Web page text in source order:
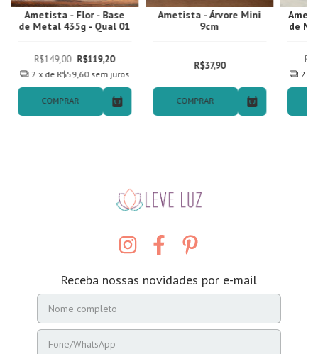
Ametista - Flor - Base
de Metal 435g - Qual 01
R$149,00 R$119,20
2 x de R$59,60 sem juros
COMPRAR
Ametista - Árvore Mini
9cm
R$37,90
COMPRAR
de
2
Receba nossas novidades por e-mail